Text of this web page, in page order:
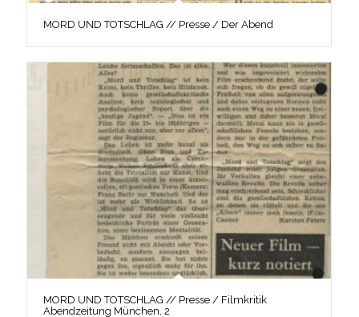
MORD UND TOTSCHLAG // Presse / Der Abend
MORD UND TOTSCHLAG // Presse / Filmkritik
Abendzeitung München, 2